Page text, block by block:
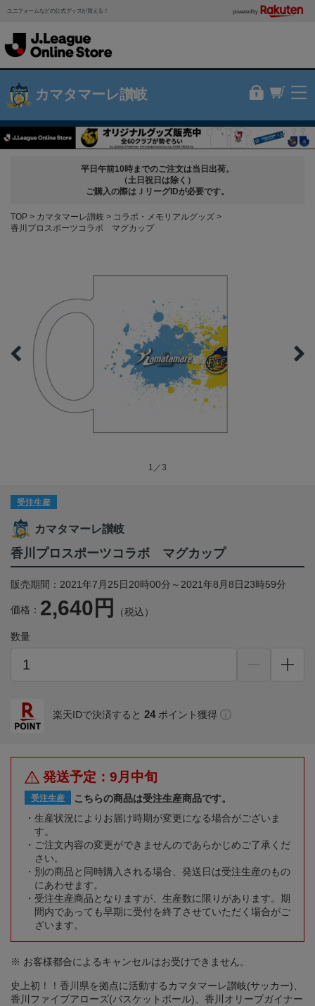
ユニフォームなどの公式グッズが買える！ powered by
カマタマーレ讃岐
平日午前10時までのご注文は当日出荷。
（土日祝日は除く）
ご購入の際はＪリーグIDが必要です。
TOP カマタマーレ讃岐
コラボ・メモリアルグッズ
香川プロスポーツコラボ マグカップ
1／3
受注生産
カマタマーレ讃岐
香川プロスポーツコラボ マグカップ
販売期間：2021年7月25日20時00分～2021年8月8日23時59分
価格： 2,640円 （税込）
数量
楽天IDで決済すると 24 ポイント獲得
発送予定：9月中旬
受注生産
こちらの商品は受注生産商品です。
生産状況によりお届け時期が変更になる場合がございま
す。
ご注文内容の変更ができませんのであらかじめご了承くだ
さい。
別の商品と同時購入される場合、発送日は受注生産のもの
にあわせます。
受注生産商品となりますが、生産数に限りがあります。期
間内であっても早期に受付を終了させていただく場合がご
ざいます。
※ お客様都合によるキャンセルはお受けできません。
史上初！！香川県を拠点に活動するカマタマーレ讃岐(サッカー)、
香川ファイブアローズ(バスケットボール)、香川オリーブガイナー